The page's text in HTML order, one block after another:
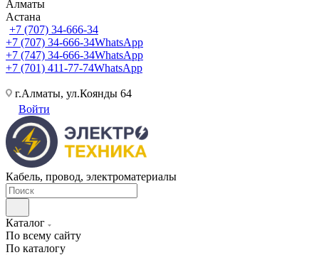
Алматы
Астана
+7 (707) 34-666-34
+7 (707) 34-666-34WhatsApp
+7 (747) 34-666-34WhatsApp
+7 (701) 411-77-74WhatsApp
г.Алматы, ул.Коянды 64
Войти
Кабель, провод, электроматериалы
Каталог
По всему сайту
По каталогу